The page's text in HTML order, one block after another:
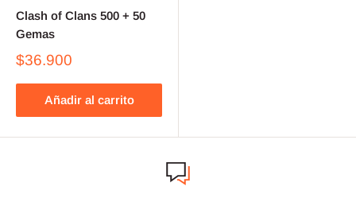
Clash of Clans 500 + 50
Gemas
$36.900
Añadir al carrito